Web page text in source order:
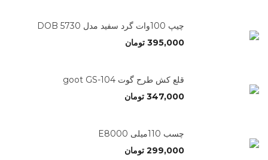
چیپ 100وات گرد سفید مدل 5730 DOB
395,000 تومان
قلع کش طرح گوت goot GS-104
347,000 تومان
چسب 110میلی E8000
299,000 تومان